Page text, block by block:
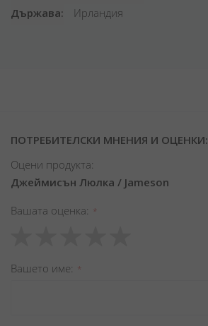
Държава
Ирландия
ПОТРЕБИТЕЛСКИ МНЕНИЯ И ОЦЕНКИ:
Оцени продукта:
Джеймисън Люлка / Jameson
Вашата оценка
star
stars
stars
stars
stars
Вашето име